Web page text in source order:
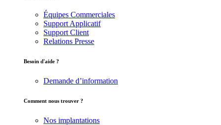
Équipes Commerciales
Support Applicatif
Support Client
Relations Presse
Besoin d'aide ?
Demande d’information
Comment nous trouver ?
Nos implantations